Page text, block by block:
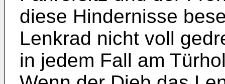
diese Hindernisse
Lenkrad nicht voll
in jedem Fall am